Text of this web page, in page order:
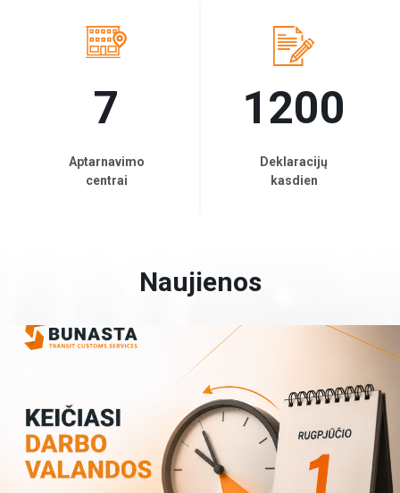
7
Aptarnavimo
centrai
1200
Deklaracijų
kasdien
Naujienos